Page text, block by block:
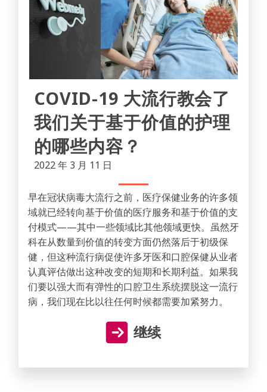
COVID-19 大流行教会了
我们关于基于价值的护理
的哪些内容？
2022 年 3 月 11 日
早在冠状病毒大流行之前，医疗保健业务的许多领
域就已经转向基于价值的医疗服务和基于价值的支
付模式——其中一些领域比其他领域更快。虽然牙
科在从数量到价值的转变方面仍然落后于初级保
健，但这种流行病促使许多牙医和口腔保健从业者
认真评估做出这种改变的短期和长期利益。如果我
们要以强大而有弹性的口腔卫生系统摆脱这一流行
病，我们现在比以往任何时候都需要加紧努力。
继续